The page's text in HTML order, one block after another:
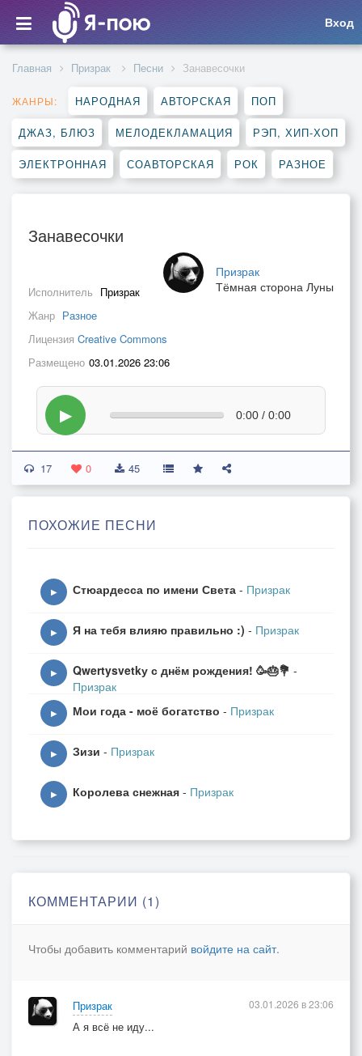
Вход
Главная Призрак Песни Занавесочки
ЖАНРЫ: НАРОДНАЯ АВТОРСКАЯ ПОП
ДЖАЗ, БЛЮЗ МЕЛОДЕКЛАМАЦИЯ РЭП, ХИП-ХОП
ЭЛЕКТРОННАЯ СОАВТОРСКАЯ РОК РАЗНОЕ
Занавесочки
Призрак
Тёмная сторона Луны
Исполнитель Призрак
Жанр Разное
Лицензия Creative Commons
Размещено 03.01.2026 23:06
▶ 0:00 / 0:00
17 0 45
ПОХОЖИЕ ПЕСНИ
▶ Стюардесса по имени Света - Призрак
▶ Я на тебя влияю правильно :) - Призрак
▶ Qwertysvetkу с днём рождения! 🥳🎂💐 -
Призрак
▶ Мои года - моё богатство - Призрак
▶ Зизи - Призрак
▶ Королева снежная - Призрак
КОММЕНТАРИИ (1)
Чтобы добавить комментарий войдите на сайт.
Призрак
А я всё не иду...
03.01.2026 в 23:06